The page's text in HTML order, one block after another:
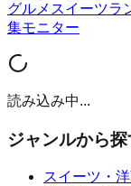
グルメ スイーツラ
集モニター
読み込み中...
ジャンルから探
スイーツ・